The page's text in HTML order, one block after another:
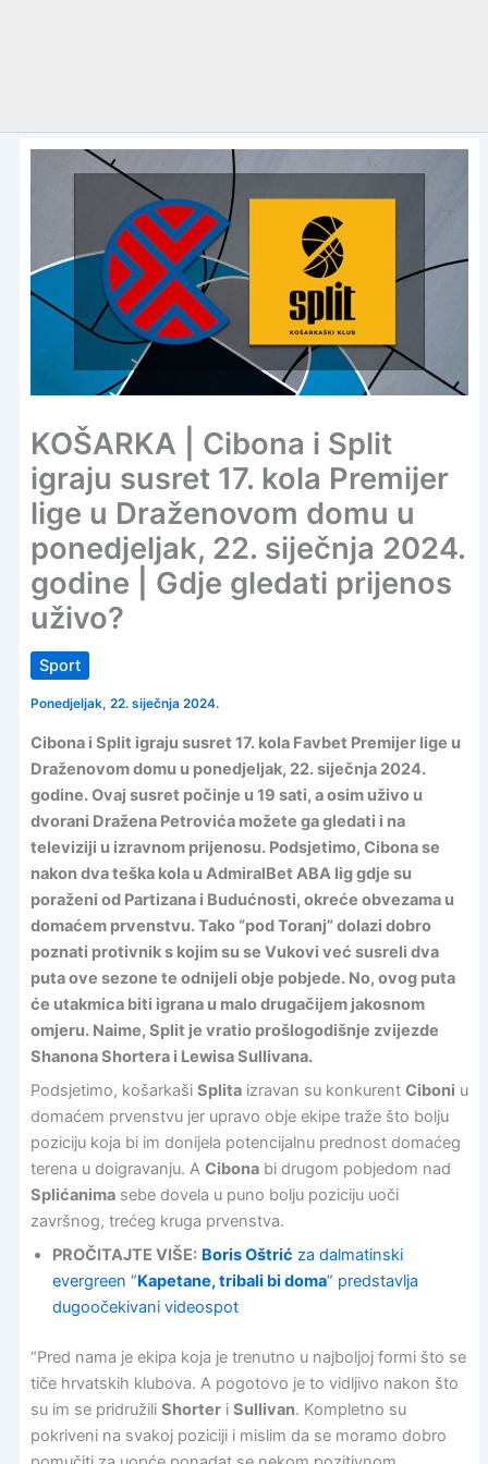
KOŠARKA | Cibona i Split
igraju susret 17. kola Premijer
lige u Draženovom domu u
ponedjeljak, 22. siječnja 2024.
godine | Gdje gledati prijenos
uživo?
Sport
Ponedjeljak, 22. siječnja 2024.
Cibona i Split igraju susret 17. kola Favbet Premijer lige u
Draženovom domu u ponedjeljak, 22. siječnja 2024.
godine. Ovaj susret počinje u 19 sati, a osim uživo u
dvorani Dražena Petrovića možete ga gledati i na
televiziji u izravnom prijenosu. Podsjetimo, Cibona se
nakon dva teška kola u AdmiralBet ABA lig gdje su
poraženi od Partizana i Budućnosti, okreće obvezama u
domaćem prvenstvu. Tako “pod Toranj” dolazi dobro
poznati protivnik s kojim su se Vukovi već susreli dva
puta ove sezone te odnijeli obje pobjede. No, ovog puta
će utakmica biti igrana u malo drugačijem jakosnom
omjeru. Naime, Split je vratio prošlogodišnje zvijezde
Shanona Shortera i Lewisa Sullivana.
Podsjetimo, košarkaši Splitaizravan su konkurent Ciboni u
domaćem prvenstvu jer upravo obje ekipe traže što bolju
poziciju koja bi im donijela potencijalnu prednost domaćeg
terena u doigravanju. A Cibonabi drugom pobjedom nad
Splićanimasebe dovela u puno bolju poziciju uoči
završnog, trećeg kruga prvenstva.
PROČITAJTE VIŠE: Boris Oštrić za dalmatinski
evergreen “Kapetane, tribali bi doma” predstavlja
dugoočekivani videospot
“Pred nama je ekipa koja je trenutno u najboljoj formi što se
tiče hrvatskih klubova. A pogotovo je to vidljivo nakon što
su im se pridružili Shorteri Sullivan. Kompletno su
pokriveni na svakoj poziciji i mislim da se moramo dobro